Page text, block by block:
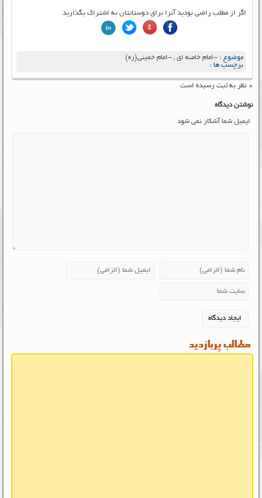
اگر از مطلب راضی بودید آنرا برای دوستانتان به اشتراک بگذارید
موضوع :-امام خامنه ای ,-امام خمینی(ره)
برچسب ها :
۰ نظر به ثبت رسیده است
نوشتن دیدگاه
ایمیل شما آشکار نمی شود
مطالب پربازدید